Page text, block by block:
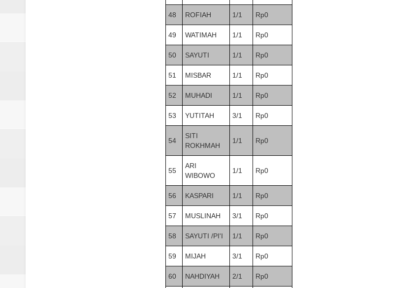
48 ROFIAH 1/1 Rp0
49 WATIMAH 1/1 Rp0
50 SAYUTI 1/1 Rp0
51 MISBAR 1/1 Rp0
52 MUHADI 1/1 Rp0
53 YUTITAH 3/1 Rp0
54
SITI
ROKHMAH
1/1 Rp0
55
ARI
WIBOWO
1/1 Rp0
56 KASPARI 1/1 Rp0
57 MUSLINAH 3/1 Rp0
58 SAYUTI /PI'I 1/1 Rp0
59 MIJAH 3/1 Rp0
60 NAHDIYAH 2/1 Rp0